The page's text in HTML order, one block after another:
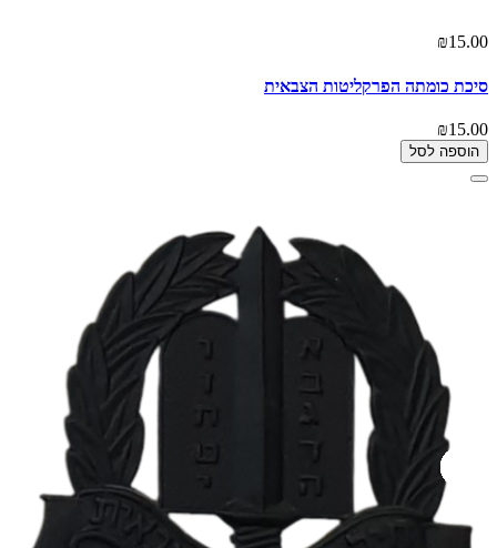
₪15.00
סיכת כומתה הפרקליטות הצבאית
₪15.00
הוספה לסל